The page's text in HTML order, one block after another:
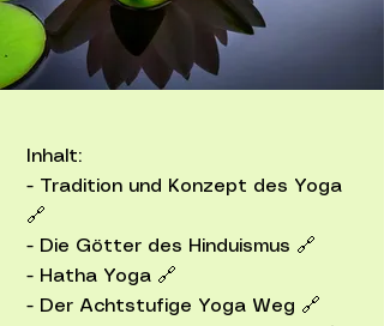
Inhalt:
- Tradition und Konzept des Yoga
🔗
- Die Götter des Hinduismus 🔗
- Hatha Yoga 🔗
- Der Achtstufige Yoga Weg 🔗